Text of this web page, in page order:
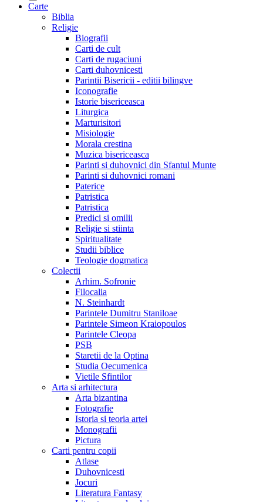
Carte
Biblia
Religie
Biografii
Carti de cult
Carti de rugaciuni
Carti duhovnicesti
Parintii Bisericii - editii bilingve
Iconografie
Istorie bisericeasca
Liturgica
Marturisitori
Misiologie
Morala crestina
Muzica bisericeasca
Parinti si duhovnici din Sfantul Munte
Parinti si duhovnici romani
Paterice
Patristica
Patristica
Predici si omilii
Religie si stiinta
Spiritualitate
Studii biblice
Teologie dogmatica
Colectii
Arhim. Sofronie
Filocalia
N. Steinhardt
Parintele Dumitru Staniloae
Parintele Simeon Kraiopoulos
Parintele Cleopa
PSB
Staretii de la Optina
Studia Oecumenica
Vietile Sfintilor
Arta si arhitectura
Arta bizantina
Fotografie
Istoria si teoria artei
Monografii
Pictura
Carti pentru copii
Atlase
Duhovnicesti
Jocuri
Literatura Fantasy